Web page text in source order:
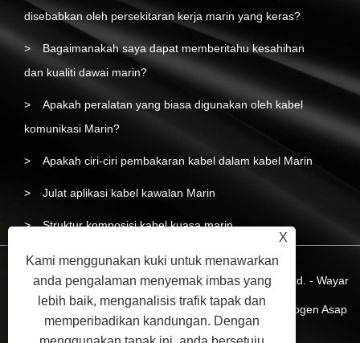
disebabkan oleh persekitaran kerja marin yang keras?
Bagaimanakah saya dapat memberitahu kesahihan
dan kualiti dawai marin?
Apakah peralatan yang biasa digunakan oleh kabel
komunikasi Marin?
Apakah ciri-ciri pembakaran kabel dalam kabel Marin
Julat aplikasi kabel kawalan Marin
Struktur komposisi kabel kuasa marin
Hak Cipta © 2023 Yangzhou Liyuan Wire & Cable Co.,Ltd. - Wayar
dan Kabel Marin, Kabel Kuasa Marin, Wayar Bebas Halogen Asap
Rendah Marin - Hak Cipta Terpelihara.
X
Kami menggunakan kuki untuk menawarkan
anda pengalaman menyemak imbas yang
lebih baik, menganalisis trafik tapak dan
memperibadikan kandungan. Dengan